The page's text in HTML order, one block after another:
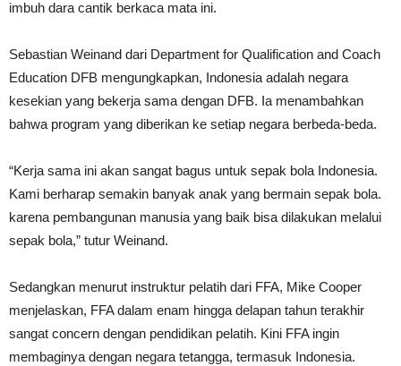
imbuh dara cantik berkaca mata ini.
Sebastian Weinand dari Department for Qualification and Coach
Education DFB mengungkapkan, Indonesia adalah negara
kesekian yang bekerja sama dengan DFB. Ia menambahkan
bahwa program yang diberikan ke setiap negara berbeda-beda.
“Kerja sama ini akan sangat bagus untuk sepak bola Indonesia.
Kami berharap semakin banyak anak yang bermain sepak bola.
karena pembangunan manusia yang baik bisa dilakukan melalui
sepak bola,” tutur Weinand.
Sedangkan menurut instruktur pelatih dari FFA, Mike Cooper
menjelaskan, FFA dalam enam hingga delapan tahun terakhir
sangat concern dengan pendidikan pelatih. Kini FFA ingin
membaginya dengan negara tetangga, termasuk Indonesia.